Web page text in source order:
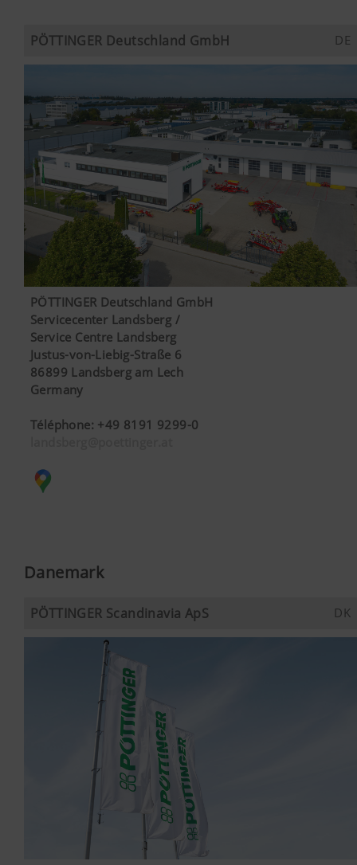
PÖTTINGER Deutschland GmbH DE
PÖTTINGER Deutschland GmbH
Servicecenter Landsberg /
Service Centre Landsberg
Justus-von-Liebig-Straße 6
86899 Landsberg am Lech
Germany
Téléphone: +49 8191 9299-0
Danemark
PÖTTINGER Scandinavia ApS DK